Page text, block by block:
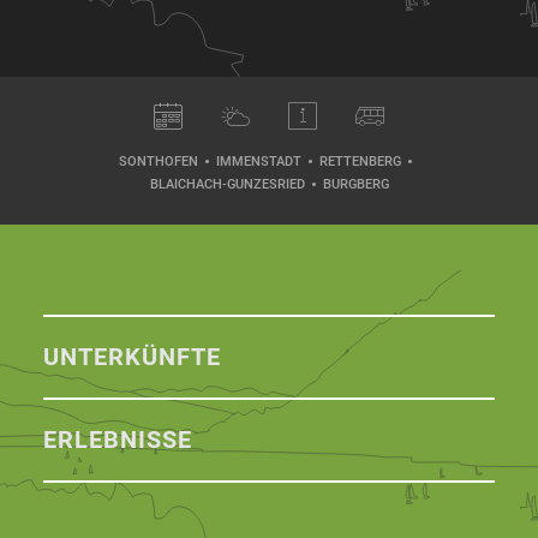
SONTHOFEN IMMENSTADT
RETTENBERG
BLAICHACH-GUNZESRIED
BURGBERG
UNTERKÜNFTE
ERLEBNISSE